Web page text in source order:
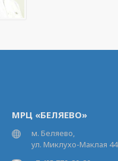
МРЦ «БЕЛЯЕВО»
м. Беляево,
ул. Миклухо-Маклая 44